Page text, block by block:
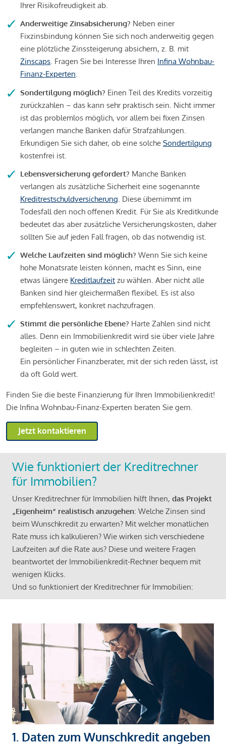
Ihrer Risikofreudigkeit ab.
Anderweitige Zinsabsicherung? Neben einer
Fixzinsbindung können Sie sich noch anderweitig gegen
eine plötzliche Zinssteigerung absichern, z. B. mit
Zinscaps. Fragen Sie bei Interesse Ihren Infina Wohnbau-
Finanz-Experten.
Sondertilgung möglich? Einen Teil des Kredits vorzeitig
zurückzahlen – das kann sehr praktisch sein. Nicht immer
ist das problemlos möglich, vor allem bei fixen Zinsen
verlangen manche Banken dafür Strafzahlungen.
Erkundigen Sie sich daher, ob eine solche Sondertilgung
kostenfrei ist.
Lebensversicherung gefordert? Manche Banken
verlangen als zusätzliche Sicherheit eine sogenannte
Kreditrestschuldversicherung. Diese übernimmt im
Todesfall den noch offenen Kredit. Für Sie als Kreditkunde
bedeutet das aber zusätzliche Versicherungskosten, daher
sollten Sie auf jeden Fall fragen, ob das notwendig ist.
Welche Laufzeiten sind möglich? Wenn Sie sich keine
hohe Monatsrate leisten können, macht es Sinn, eine
etwas längere Kreditlaufzeit zu wählen. Aber nicht alle
Banken sind hier gleichermaßen flexibel. Es ist also
empfehlenswert, konkret nachzufragen.
Stimmt die persönliche Ebene? Harte Zahlen sind nicht
alles. Denn ein Immobilienkredit wird sie über viele Jahre
begleiten – in guten wie in schlechten Zeiten.
Ein persönlicher Finanzberater, mit der sich reden lässt, ist
da oft Gold wert.
Finden Sie die beste Finanzierung für Ihren Immobilienkredit!
Die Infina Wohnbau-Finanz-Experten beraten Sie gern.
Jetzt kontaktieren
Wie funktioniert der Kreditrechner
für Immobilien?
Unser Kreditrechner für Immobilien hilft Ihnen, das Projekt
„Eigenheim“ realistisch anzugehen: Welche Zinsen sind
beim Wunschkredit zu erwarten? Mit welcher monatlichen
Rate muss ich kalkulieren? Wie wirken sich verschiedene
Laufzeiten auf die Rate aus? Diese und weitere Fragen
beantwortet der Immobilienkredit-Rechner bequem mit
wenigen Klicks.
Und so funktioniert der Kreditrechner für Immobilien:
1. Daten zum Wunschkredit angeben